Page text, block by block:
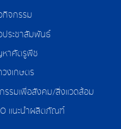
กิจกรรม
ประชาสัมพันธ์
าศัตรูพืช
วงเกษตร
รรมเพื่อสังคม/สิ่งแวดล้อม
แนะนำผลิตภัณฑ์